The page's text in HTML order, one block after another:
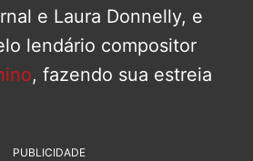
e Laura Donnelly, e
lendário compositor
, fazendo sua estreia
PUBLICIDADE